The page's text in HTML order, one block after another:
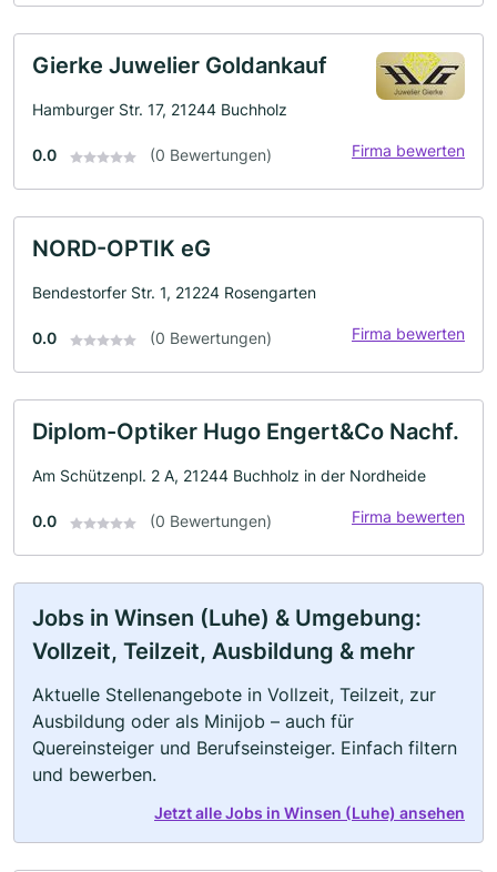
Gierke Juwelier Goldankauf
Hamburger Str. 17, 21244 Buchholz
0.0 (0 Bewertungen) Firma bewerten
NORD-OPTIK eG
Bendestorfer Str. 1, 21224 Rosengarten
0.0 (0 Bewertungen) Firma bewerten
Diplom-Optiker Hugo Engert&Co Nachf.
Am Schützenpl. 2 A, 21244 Buchholz in der Nordheide
0.0 (0 Bewertungen) Firma bewerten
Jobs in Winsen (Luhe) & Umgebung:
Vollzeit, Teilzeit, Ausbildung & mehr
Aktuelle Stellenangebote in Vollzeit, Teilzeit, zur
Ausbildung oder als Minijob – auch für
Quereinsteiger und Berufseinsteiger. Einfach filtern
und bewerben.
Jetzt alle Jobs in Winsen (Luhe) ansehen